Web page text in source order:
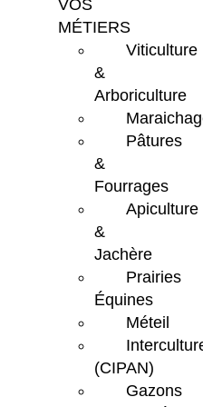
VOS
MÉTIERS
Viticulture
&
Arboriculture
Pâtures
&
Fourrages
Apiculture
&
Jachère
Prairies
Équines
Méteil
(CIPAN)
Gazons